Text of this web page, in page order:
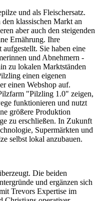
und als Fleischersatz.
klassischen Markt an
aber auch den steigenden
Ernährung. Ihre
Sie haben eine
und Abnehmern -
zu lokalen Marktständen
einen eigenen
einen Webshop auf.
"Pilzling 1.0" zeigen,
funktionieren und nutzt
größere Produktion
zu erschließen. In Zukunft
Supermärkten und
selbst lokal anzubauen.
Die beiden
und ergänzen sich
Trevors Expertise im